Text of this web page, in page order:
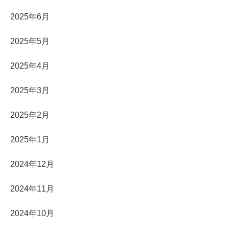
2025年6月
2025年5月
2025年4月
2025年3月
2025年2月
2025年1月
2024年12月
2024年11月
2024年10月